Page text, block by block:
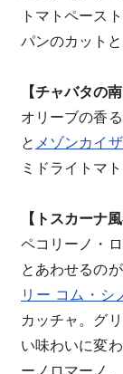
トマトペース
パンのカット
【チャバタの
オリーブの香
と メゾンカイ
ミドライトマ
【トスカーナ
ペコリーノ・
とあわせるの
リー コム・シ
カッチャ。グ
い味わいに変
ーノロマーノ